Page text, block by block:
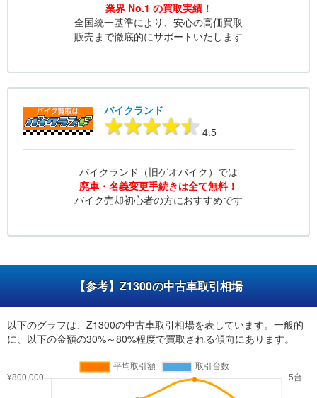
業界 No.1 の買取実績！
全国統一基準により、安心の高価買取
販売まで徹底的にサポートいたします
バイクランド
4.5
バイクランド（旧ゲオバイク）では
廃車・名義変更手続きは全て無料！
バイク売却初心者の方におすすめです
【参考】Z1300の中古車取引相場
以下のグラフは、Z1300の中古車取引相場を表しています。一般的
に、以下の金額の30%～80%程度で買取される傾向にあります。